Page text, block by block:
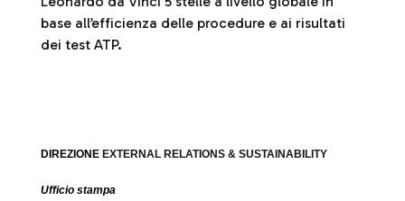
base all’efficienza delle procedure e ai risultati
dei test ATP.
DIREZIONE EXTERNAL RELATIONS & SUSTAINABILITY
Ufficio stampa